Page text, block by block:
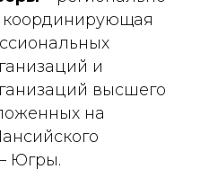
координирующая
и
высшего
на
Югры.